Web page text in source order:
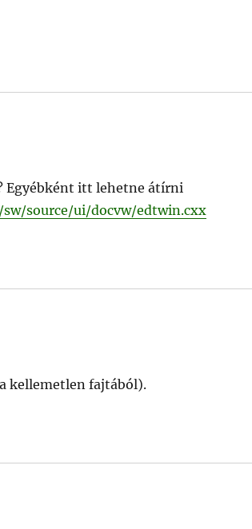
Egyébként itt lehetne átírni
source/ui/docvw/edtwin.cxx
kellemetlen fajtából).